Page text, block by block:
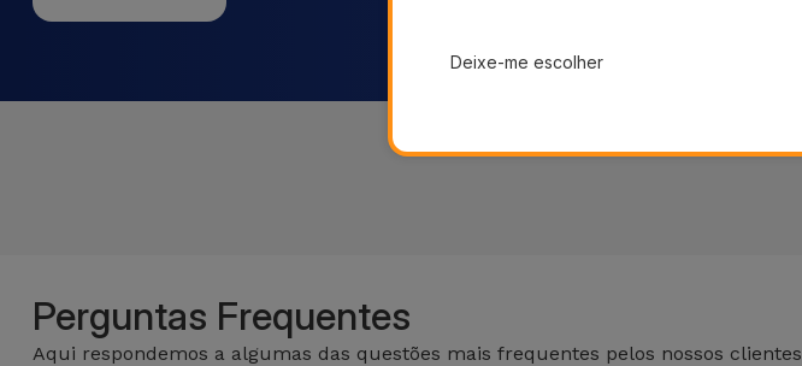
Perguntas Frequentes
Aqui respondemos a algumas das questões mais frequentes pelos nossos clientes
Deixe-me escolher